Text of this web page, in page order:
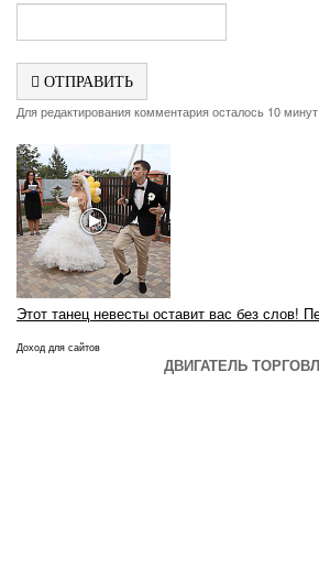
ОТПРАВИТЬ
Для редактирования комментария осталось 10 минут
Этот танец невесты оставит вас без слов!
Доход для сайтов
ДВИГАТЕЛЬ